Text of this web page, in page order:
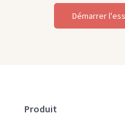
Démarrer
Produit